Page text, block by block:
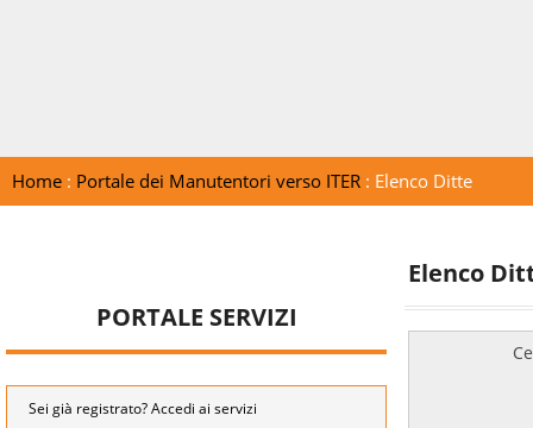
Home: Portale dei Manutentori verso ITER: Elenco Ditte
PORTALE SERVIZI
Sei già registrato? Accedi ai servizi
Elenco